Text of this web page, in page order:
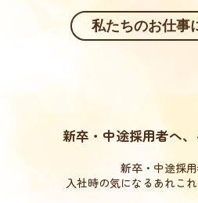
私たちのお仕事
新卒・中途採用者へ、
新卒・中途採用
入社時の気になるあれこ